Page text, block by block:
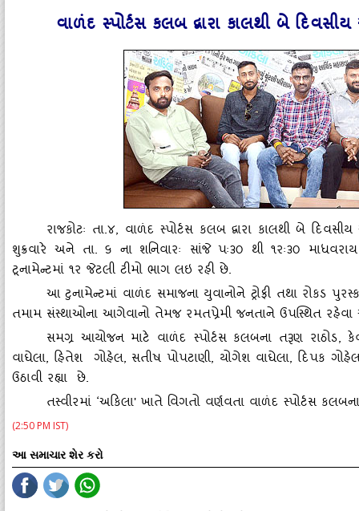
વાળંદ સ્‍પોર્ટસ કલબ દ્વારા કાલથી બે
રાજકોટઃ તા.૪, વાળંદ સ્‍પોર્ટસ કલબ દ્વારા કાલથી બે
શુક્રવારે અને તા. ૬ ના શનિવારઃ સાંજે પઃ૩૦ થી ૧રઃ૩૦
ટૂનામેન્‍ટમાં ૧ર જેટલી ટીમો ભાગ લઇ રહી છે.
આ ટુનામેન્‍ટમાં વાળંદ સમાજના યુવાનોને ટ્રોફી તથા રોકડ
તમામ સંસ્‍થાઓના આગેવાનો તેમજ રમતપ્રેમી જનતાને ઉપસ્‍થિત રહેવા
સમગ્ર આયોજન માટે વાળંદ સ્‍પોર્ટસ કલબના તરૂણ રાઠોડ,
વાઘેલા, હિતેશ ગોહેલ, સતીષ પોપટાણી, યોગેશ વાઘેલા, દિપક
ઉઠાવી રહ્યા છે.
તસ્‍વીરમાં ‘અકિલા' ખાતે વિગતો વર્ણવતા વાળંદ સ્‍પોર્ટસ
(2:50 PM IST)
આ સમાચાર શેર કરો